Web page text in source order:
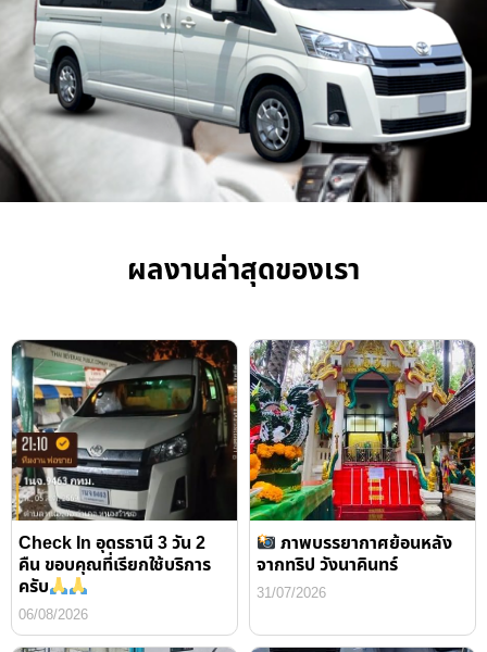
ผลงานล่าสุดของเรา
Check In อุดรธานี 3 วัน 2
คืน ขอบคุณที่เรียกใช้บริการ
ครับ
06/08/2026
ภาพบรรยากาศย้อนหลัง
จากทริป วังนาคินทร์
31/07/2026